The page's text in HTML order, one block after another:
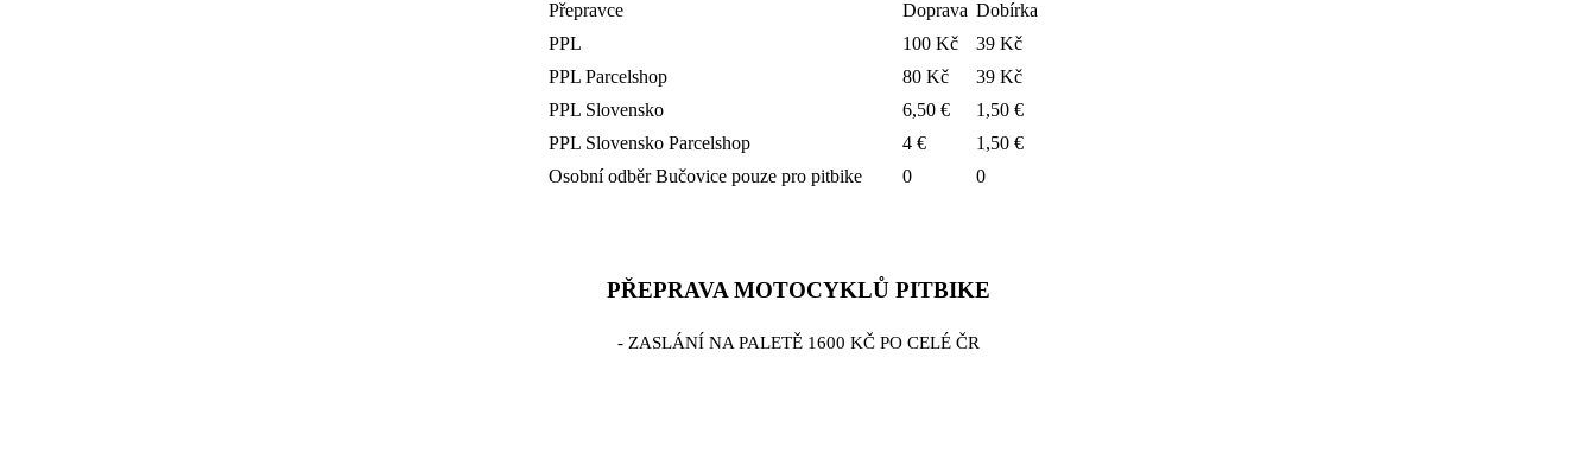
Přepravce Doprava Dobírka
PPL
100 Kč
39 Kč
PPL Parcelshop
80 Kč
39 Kč
PPL Slovensko
6,50 €
1,50 €
PPL Slovensko Parcelshop
4 €
1,50 €
Osobní odběr Bučovice pouze pro pitbike
0 0
PŘEPRAVA MOTOCYKLŮ PITBIKE
- ZASLÁNÍ NA PALETĚ 1600 KČ PO CELÉ ČR